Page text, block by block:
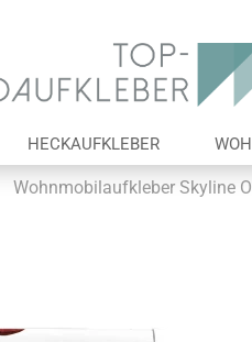
HECKAUFKLEBER
Wohnmobilaufkleber Skyline